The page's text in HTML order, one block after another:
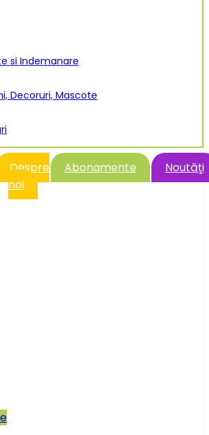
si Indemanare
Decoruri, Mascote
Despre
noi
Abonamente Noutăţi